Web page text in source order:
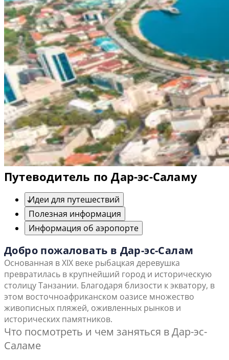
Путеводитель по Дар-эс-Саламу
Идеи для путешествий
Полезная информация
Информация об аэропорте
Добро пожаловать в Дар-эс-Салам
Основанная в XIX веке рыбацкая деревушка
превратилась в крупнейший город и историческую
столицу Танзании. Благодаря близости к экватору, в
этом восточноафриканском оазисе множество
живописных пляжей, оживленных рынков и
исторических памятников.
Что посмотреть и чем заняться в Дар-эс-
Саламе